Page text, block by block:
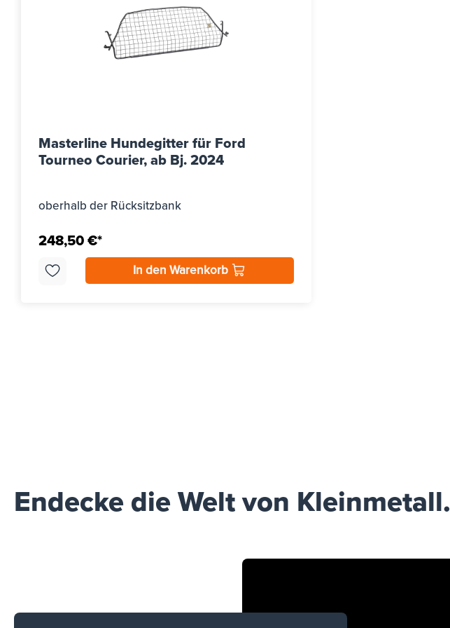
Masterline Hundegitter für Ford
Tourneo Courier, ab Bj. 2024
oberhalb der Rücksitzbank
248,50 €*
In den Warenkorb
Endecke die Welt von Kleinmetall.